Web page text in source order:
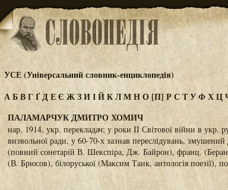
УСЕ (Універсальний словник-енциклопедія)
АБВГҐДЕЄ ЖЗИІЙКЛМНО[П] РС ТУФХЦ
ПАЛАМАРЧУК ДМИТРО ХОМИЧ
нар. 1914, укр. перекладач; у роки II Світової війни в укр.
визвольної ради, у 60-70-х зазнав переслідувань,
(повний сонетарій В. Шекспіра, Дж. Байрон), франц.
(В. Брюсов), білоруської (Максим Танк, антологія поезії),